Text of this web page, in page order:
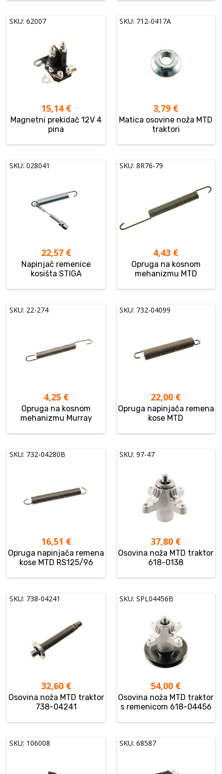
SKU: 62007
15,14 €
Magnetni prekidač 12V 4
pina
SKU: 712-0417A
3,79 €
Matica osovine noža MTD
traktori
SKU: 028041
22,57 €
Napinjač remenice
kosišta STIGA
SKU: 8R76-79
4,43 €
Opruga na kosnom
mehanizmu MTD
SKU: 22-274
4,25 €
Opruga na kosnom
mehanizmu Murray
SKU: 732-04099
22,00 €
Opruga napinjača remena
kose MTD
SKU: 732-04280B
16,51 €
Opruga napinjača remena
kose MTD RS125/96
SKU: 97-47
37,80 €
Osovina noža MTD traktor
618-0138
SKU: 738-04241
32,60 €
Osovina noža MTD traktor
738-04241
SKU: SPL04456B
54,00 €
Osovina noža MTD traktor
s remenicom 618-04456
SKU: 106008 SKU: 68587